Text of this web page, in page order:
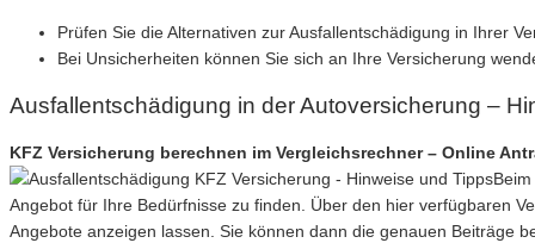
Prüfen Sie die Alternativen zur Ausfallentschädigung in Ihrer
Bei Unsicherheiten können Sie sich an Ihre Versicherung
Ausfallentschädigung in der Autoversicherung –
KFZ Versicherung berechnen im Vergleichsrechner – Online
Angebot für Ihre Bedürfnisse zu finden. Über den hier verfügbaren
Angebote anzeigen lassen. Sie können dann die genauen Beiträge